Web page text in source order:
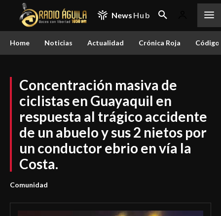
News Hub
Home Noticias Actualidad Crónica Roja
Concentración masiva de
ciclistas en Guayaquil en
respuesta al trágico accidente
de un abuelo y sus 2 nietos por
un conductor ebrio en vía la
Costa.
Comunidad